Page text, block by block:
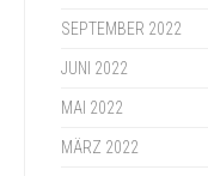
SEPTEMBER 2022
JUNI 2022
MAI 2022
MÄRZ 2022